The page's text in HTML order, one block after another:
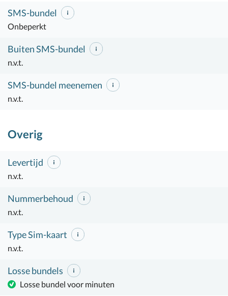
SMS-bundel
Onbeperkt
Buiten SMS-bundel
n.v.t.
SMS-bundel meenemen
n.v.t.
Overig
Levertijd
n.v.t.
Nummerbehoud
n.v.t.
Type Sim-kaart
n.v.t.
Losse bundels
Losse bundel voor minuten